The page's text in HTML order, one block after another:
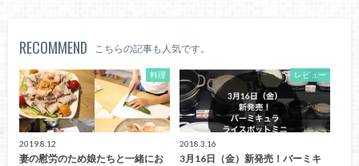
RECOMMEND こちらの記事も人気です。
料理
2019.8.12
妻の慰労のため娘たちと一緒にお
レビュー
2018.3.16
3月16日（金）新発売！バーミキ